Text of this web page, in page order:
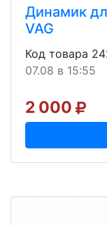
Динамик
VAG
Код товара
07.08 в 15:55
2 000